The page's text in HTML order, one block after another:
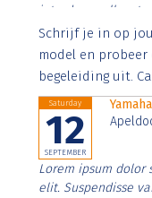
interdum nulla, ut
Aenean faucibus
imperdiet. Nunc ut
Schrijf je in op
model en
begeleiding uit.
Saturday
12
SEPTEMBER
Lorem ipsum dolor
elit. Suspendisse